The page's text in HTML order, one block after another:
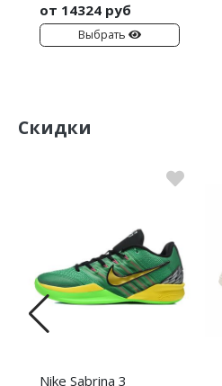
от 14324 руб
Выбрать
Скидки
Nike Sabrina 3